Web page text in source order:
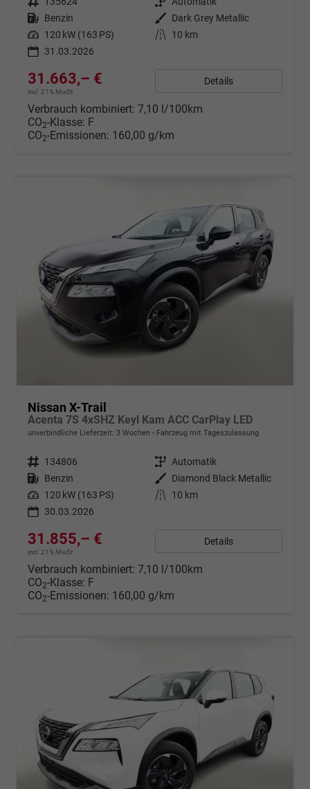
Kraftstoff Benzin Außenfarbe Dark Grey Metallic
Leistung 120 kW (163 PS) Kilometerstand
10 km
31.03.2026
31.663,– €
incl. 21% MwSt.
Details
Verbrauch kombiniert: 7,10 l/100km
CO2-Klasse: F
CO2-Emissionen: 160,00 g/km
Nissan X-Trail
Acenta 7S 4xSHZ Keyl Kam ACC CarPlay LED
unverbindliche Lieferzeit: 3 Wochen Fahrzeug mit Tageszulassung
Fahrzeugnr. 134806 Getriebe Automatik
Kraftstoff Benzin Außenfarbe Diamond Black Metallic
Leistung 120 kW (163 PS) Kilometerstand
10 km
30.03.2026
31.855,– €
incl. 21% MwSt.
Details
Verbrauch kombiniert: 7,10 l/100km
CO2-Klasse: F
CO2-Emissionen: 160,00 g/km